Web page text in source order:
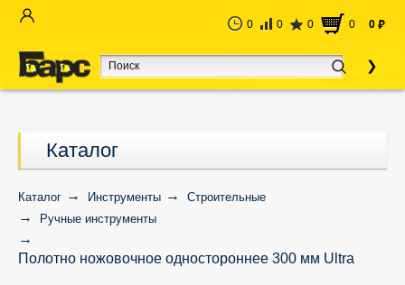
0 0 0 0 0 руб
Каталог
Каталог Инструменты
Строительные
Ручные инструменты
Полотно ножовочное одностороннее 300 мм Ultra